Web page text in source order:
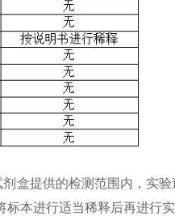
盒提供的检测范围内，实
本进行适当稀释后再进行实